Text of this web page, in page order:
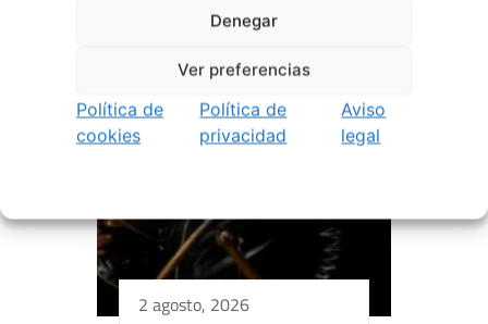
Denegar
Ver preferencias
Política de
cookies
Política de
privacidad
Aviso
legal
2 agosto, 2026